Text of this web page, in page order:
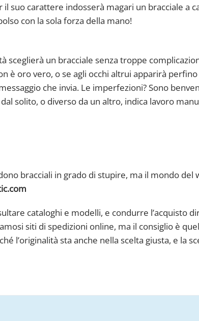
suo carattere indosserà magari un bracciale a
con la sola forza della mano!
un bracciale senza troppe
è oro vero, o se agli occhi altrui apparirà
che invia. Le imperfezioni? Sono
solito, o diverso da un altro, indica lavoro
bracciali in grado di stupire, ma il mondo del
cataloghi e modelli, e condurre l’acquisto
siti di spedizioni online, ma il consiglio è
l’originalità sta anche nella scelta giusta, e la